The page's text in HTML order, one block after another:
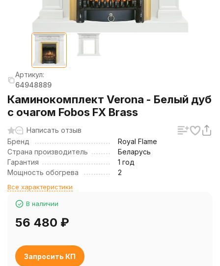
Артикул:
64948889
Каминокомплект Verona - Белый дуб
с очагом Fobos FX Brass
Написать отзыв
Бренд
Royal Flame
Страна производитель
Беларусь
Гарантия
1 год
Мощность обогрева
2
Все характеристики
В наличии
56 480 ₽
Запросить КП